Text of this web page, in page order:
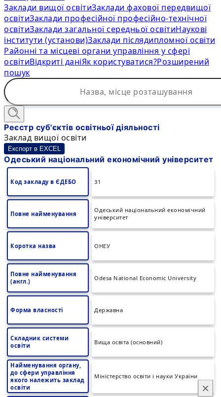
Заклади вищої освітиЗаклади фахової передвищої
освітиЗаклади професійної професійно-технічної
освітиЗаклади загальної середньої освітиНаукові
інститути (установи)Заклади післядипломної освіти
Районні та місцеві органи управління у сфері
освітиВідкриті даніЯк користуватися?Розширений
пошук
×
Реєстр суб'єктів освітньої діяльності
Заклад вищої освіти
Експорт в EXCEL
Одеський національний економічний університет
Код закладу в ЄДЕБО 31
Повне найменування
Одеський національний економічний
університет
Коротка назва ОНЕУ
Повне найменування
(англ.)
Odesa National Economic University
Форма власності Державна
Складник системи
освіти
Вища освіта (основний)
Найменування органу,
до сфери управління
якого належить заклад
освіти
Міністерство освіти і науки України